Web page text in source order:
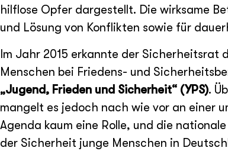
hilflose Opfer dargestellt. Die wirksame
und Lösung von Konflikten sowie für
Im Jahr 2015 erkannte der Sicherheitsrat
Menschen bei Friedens- und
„Jugend, Frieden und Sicherheit“ (YPS).
mangelt es jedoch nach wie vor an einer
Agenda kaum eine Rolle, und die
der Sicherheit junge Menschen in